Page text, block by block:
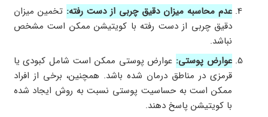
عدم محاسبه میزان دقیق چربی از دست رفته: تخمین میزان
دقیق چربی از دست رفته با کویتیشن ممکن است مشخص
نباشد.
عوارض پوستی: عوارض پوستی ممکن است شامل کبودی یا
قرمزی در مناطق درمان شده باشد. همچنین، برخی از افراد
ممکن است به حساسیت پوستی نسبت به روش ایجاد شده
با کویتیشن پاسخ دهند.